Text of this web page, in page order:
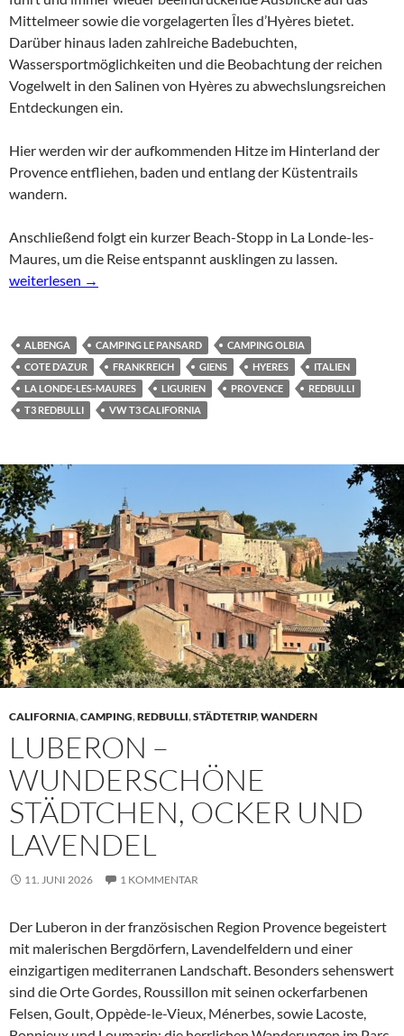
Mittelmeer sowie die vorgelagerten Îles d’Hyères bietet.
Darüber hinaus laden zahlreiche Badebuchten,
Wassersportmöglichkeiten und die Beobachtung der reichen
Vogelwelt in den Salinen von Hyèreszu abwechslungsreichen
Entdeckungen ein.
Hier werden wir der aufkommenden Hitze im Hinterland der
Provence entfliehen, baden und entlang der Küstentrails
wandern.
Anschließend folgt ein kurzer Beach-Stopp in La Londe-les-
Maures, um die Reise entspannt ausklingen zu lassen.
Côte d‘Azur – Halbinsel Giens und La Londe-les-Maures
weiterlesen →
ALBENGA CAMPING LE PANSARD
CAMPING OLBIA
COTE D‘AZUR
FRANKREICH GIENS HYERES
ITALIEN
LA LONDE-LES-MAURES
LIGURIEN PROVENCE
REDBULLI
T3 REDBULLI
VW T3 CALIFORNIA
CALIFORNIA,CAMPING,REDBULLI,STÄDTETRIP,WANDERN
LUBERON –
WUNDERSCHÖNE
STÄDTCHEN, OCKER UND
LAVENDEL
11. JUNI 2026 1 KOMMENTAR
Der Luberon in der französischen Region Provence begeistert
mit malerischen Bergdörfern, Lavendelfeldern und einer
einzigartigen mediterranen Landschaft. Besonders sehenswert
sind die Orte Gordes, Roussillon mit seinen ockerfarbenen
Felsen, Goult, Oppède-le-Vieux, Ménerbes, sowie Lacoste,